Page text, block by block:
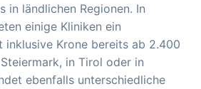
in ländlichen Regionen. In
einige Kliniken ein
inklusive Krone bereits ab 2.400
in Tirol oder in
ebenfalls unterschiedliche